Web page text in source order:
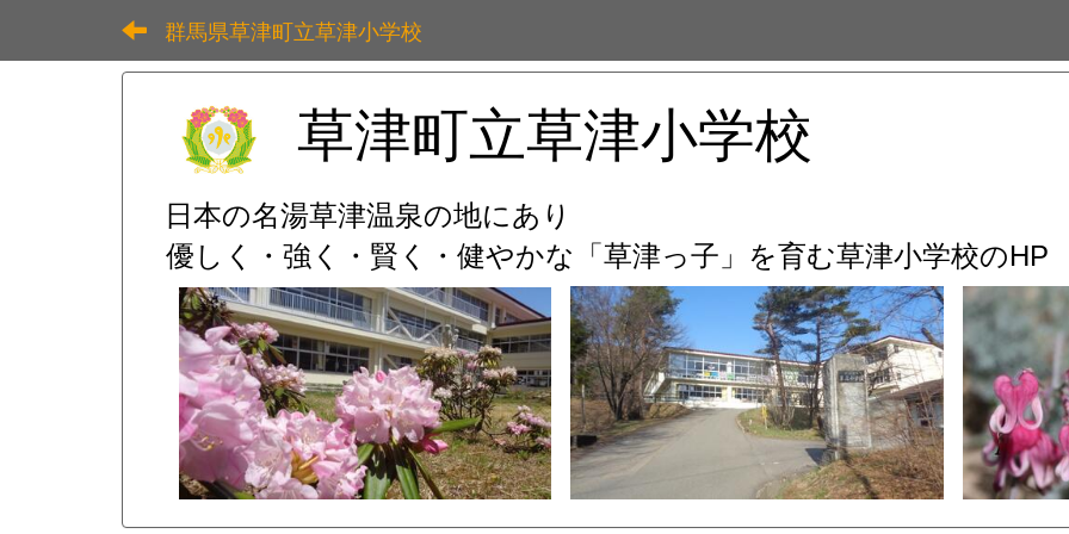
群馬県草津町立草津小学校
草津町立草津小学校
日本の名湯草津温泉の地にあり
優しく・強く・賢く・健やかな「草津っ子」を育む草津小学校のHP